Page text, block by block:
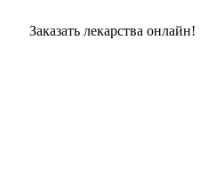
Заказать лекарства онлайн!